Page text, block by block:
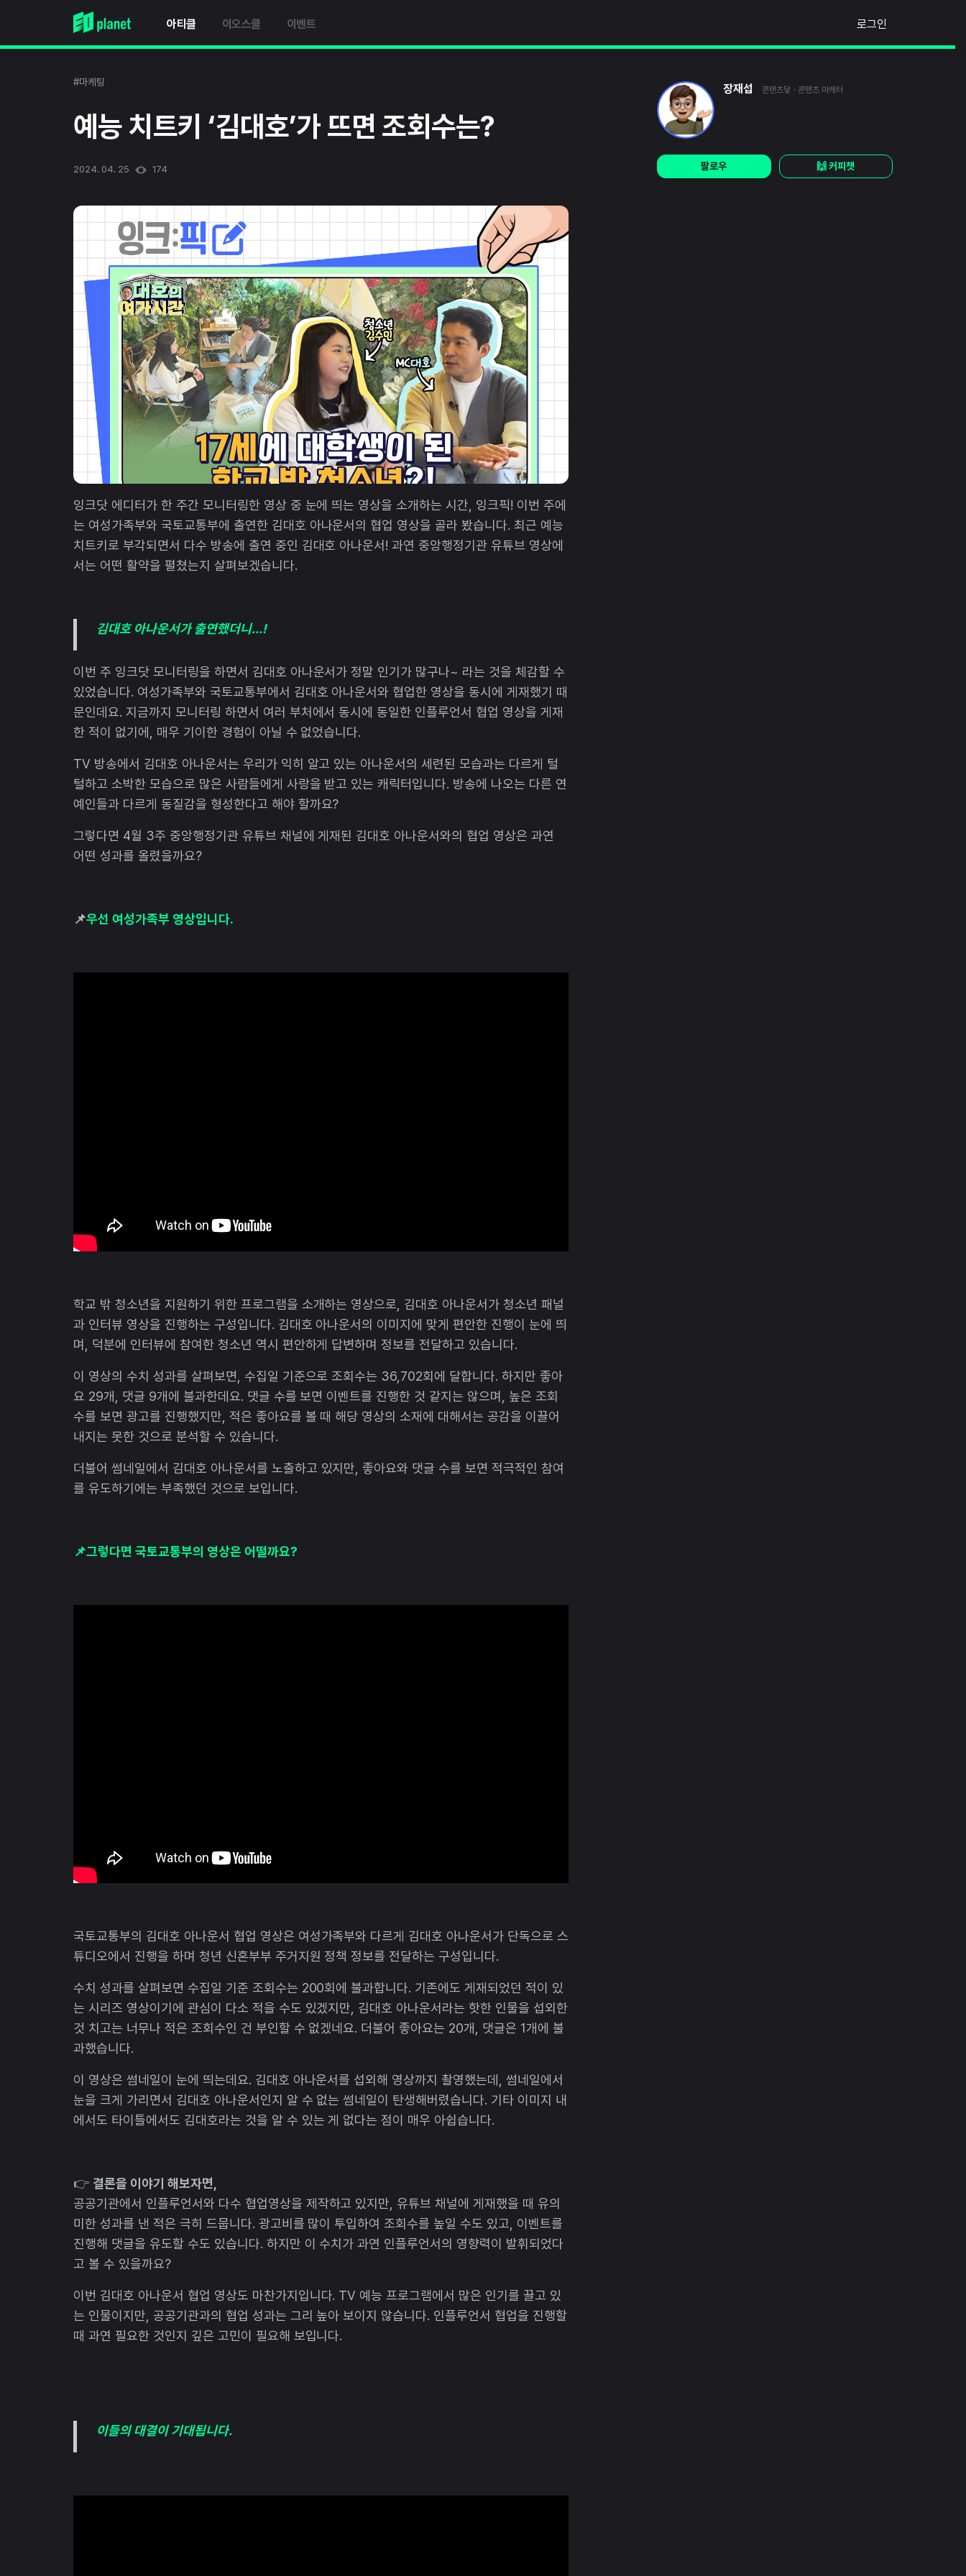
아티클 이오스쿨 이벤트 로그인
#마케팅
예능 치트키 ‘김대호’가 뜨면 조회수는?
2024. 04. 25 174
잉크닷 에디터가 한 주간 모니터링한 영상 중 눈에 띄는 영상을 소개하는 시간, 잉크픽! 이번 주에
는 여성가족부와 국토교통부에 출연한 김대호 아나운서의 협업 영상을 골라 봤습니다. 최근 예능
치트키로 부각되면서 다수 방송에 출연 중인 김대호 아나운서! 과연 중앙행정기관 유튜브 영상에
서는 어떤 활약을 펼쳤는지 살펴보겠습니다.
김대호 아나운서가 출연했더니...!
이번 주 잉크닷 모니터링을 하면서 김대호 아나운서가 정말 인기가 많구나~ 라는 것을 체감할 수
있었습니다. 여성가족부와 국토교통부에서 김대호 아나운서와 협업한 영상을 동시에 게재했기 때
문인데요. 지금까지 모니터링 하면서 여러 부처에서 동시에 동일한 인플루언서 협업 영상을 게재
한 적이 없기에, 매우 기이한 경험이 아닐 수 없었습니다.
TV 방송에서 김대호 아나운서는 우리가 익히 알고 있는 아나운서의 세련된 모습과는 다르게 털
털하고 소박한 모습으로 많은 사람들에게 사랑을 받고 있는 캐릭터입니다. 방송에 나오는 다른 연
예인들과 다르게 동질감을 형성한다고 해야 할까요?
그렇다면 4월 3주 중앙행정기관 유튜브 채널에 게재된 김대호 아나운서와의 협업 영상은 과연
어떤 성과를 올렸을까요?
📌우선 여성가족부 영상입니다.
학교 밖 청소년을 지원하기 위한 프로그램을 소개하는 영상으로, 김대호 아나운서가 청소년 패널
과 인터뷰 영상을 진행하는 구성입니다. 김대호 아나운서의 이미지에 맞게 편안한 진행이 눈에 띄
며, 덕분에 인터뷰에 참여한 청소년 역시 편안하게 답변하며 정보를 전달하고 있습니다.
이 영상의 수치 성과를 살펴보면, 수집일 기준으로 조회수는 36,702회에 달합니다. 하지만 좋아
요 29개, 댓글 9개에 불과한데요. 댓글 수를 보면 이벤트를 진행한 것 같지는 않으며, 높은 조회
수를 보면 광고를 진행했지만, 적은 좋아요를 볼 때 해당 영상의 소재에 대해서는 공감을 이끌어
내지는 못한 것으로 분석할 수 있습니다.
더불어 썸네일에서 김대호 아나운서를 노출하고 있지만, 좋아요와 댓글 수를 보면 적극적인 참여
를 유도하기에는 부족했던 것으로 보입니다.
📌그렇다면 국토교통부의 영상은 어떨까요?
국토교통부의 김대호 아나운서 협업 영상은 여성가족부와 다르게 김대호 아나운서가 단독으로 스
튜디오에서 진행을 하며 청년 신혼부부 주거지원 정책 정보를 전달하는 구성입니다.
수치 성과를 살펴보면 수집일 기준 조회수는 200회에 불과합니다. 기존에도 게재되었던 적이 있
는 시리즈 영상이기에 관심이 다소 적을 수도 있겠지만, 김대호 아나운서라는 핫한 인물을 섭외한
것 치고는 너무나 적은 조회수인 건 부인할 수 없겠네요. 더불어 좋아요는 20개, 댓글은 1개에 불
과했습니다.
이 영상은 썸네일이 눈에 띄는데요. 김대호 아나운서를 섭외해 영상까지 촬영했는데, 썸네일에서
눈을 크게 가리면서 김대호 아나운서인지 알 수 없는 썸네일이 탄생해버렸습니다. 기타 이미지 내
에서도 타이틀에서도 김대호라는 것을 알 수 있는 게 없다는 점이 매우 아쉽습니다.
👉 결론을 이야기 해보자면,
공공기관에서 인플루언서와 다수 협업영상을 제작하고 있지만, 유튜브 채널에 게재했을 때 유의
미한 성과를 낸 적은 극히 드뭅니다. 광고비를 많이 투입하여 조회수를 높일 수도 있고, 이벤트를
진행해 댓글을 유도할 수도 있습니다. 하지만 이 수치가 과연 인플루언서의 영향력이 발휘되었다
고 볼 수 있을까요?
이번 김대호 아나운서 협업 영상도 마찬가지입니다. TV 예능 프로그램에서 많은 인기를 끌고 있
는 인물이지만, 공공기관과의 협업 성과는 그리 높아 보이지 않습니다. 인플루언서 협업을 진행할
때 과연 필요한 것인지 깊은 고민이 필요해 보입니다.
이들의 대결이 기대됩니다.
장재섭 콘텐츠닿 · 콘텐츠 마케터
팔로우 🙌 커피챗